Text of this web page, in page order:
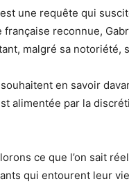
est une requête qui
reconnue,
malgré sa notoriété,
en savoir
alimentée par la
ce que l’on sait
qui entourent leur